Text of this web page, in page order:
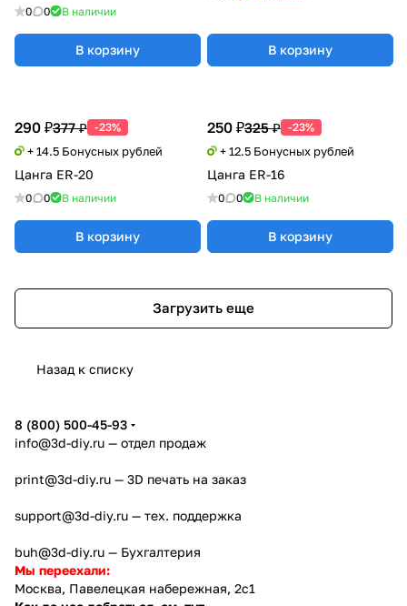
0 0 В наличии
В корзину В корзину
290 ₽377 ₽ -23%
+ 14.5 Бонусных рублей
Цанга ER-20
0 0 В наличии
В корзину
250 ₽325 ₽ -23%
+ 12.5 Бонусных рублей
Цанга ER-16
0 0 В наличии
В корзину
Загрузить еще
Назад к списку
8 (800) 500-45-93
info@3d-diy.ru — отдел продаж
print@3d-diy.ru — 3D печать на заказ
support@3d-diy.ru — тех. поддержка
buh@3d-diy.ru — Бухгалтерия
Мы переехали:
Москва, Павелецкая набережная, 2с1